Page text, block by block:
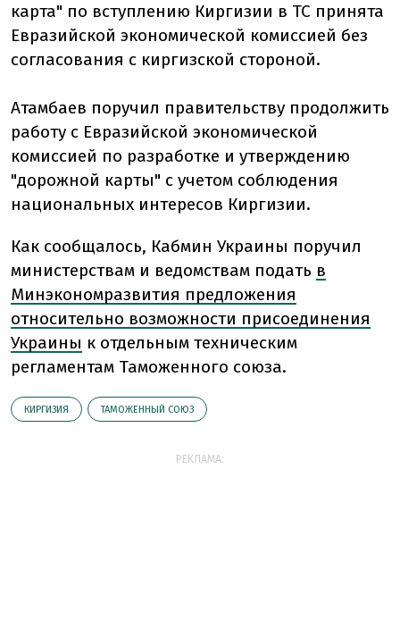
карта" по вступлению Киргизии в ТС принята
Евразийской экономической комиссией без
согласования с киргизской стороной.
Атамбаев поручил правительству продолжить
работу с Евразийской экономической
комиссией по разработке и утверждению
"дорожной карты" с учетом соблюдения
национальных интересов Киргизии.
Как сообщалось, Кабмин Украины поручил
министерствам и ведомствам подать в
Минэкономразвития предложения
относительно возможности присоединения
Украины к отдельным техническим
регламентам Таможенного союза.
КИРГИЗИЯ ТАМОЖЕННЫЙ СОЮЗ
РЕКЛАМА: